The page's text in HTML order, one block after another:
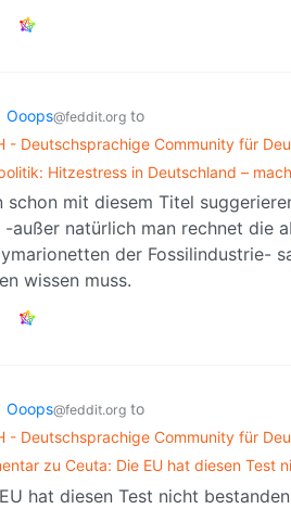
Ooops@feddit.org to
- Deutschsprachige Community für
Hitzestress in Deutschland –
schon mit diesem Titel
-außer natürlich man rechnet die
der Fossilindustrie-
wissen muss.
Ooops@feddit.org to
- Deutschsprachige Community für
zu Ceuta: Die EU hat diesen Test
hat diesen Test nicht bestanden